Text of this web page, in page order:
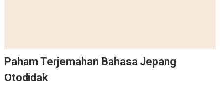
Paham Terjemahan Bahasa Jepang
Otodidak